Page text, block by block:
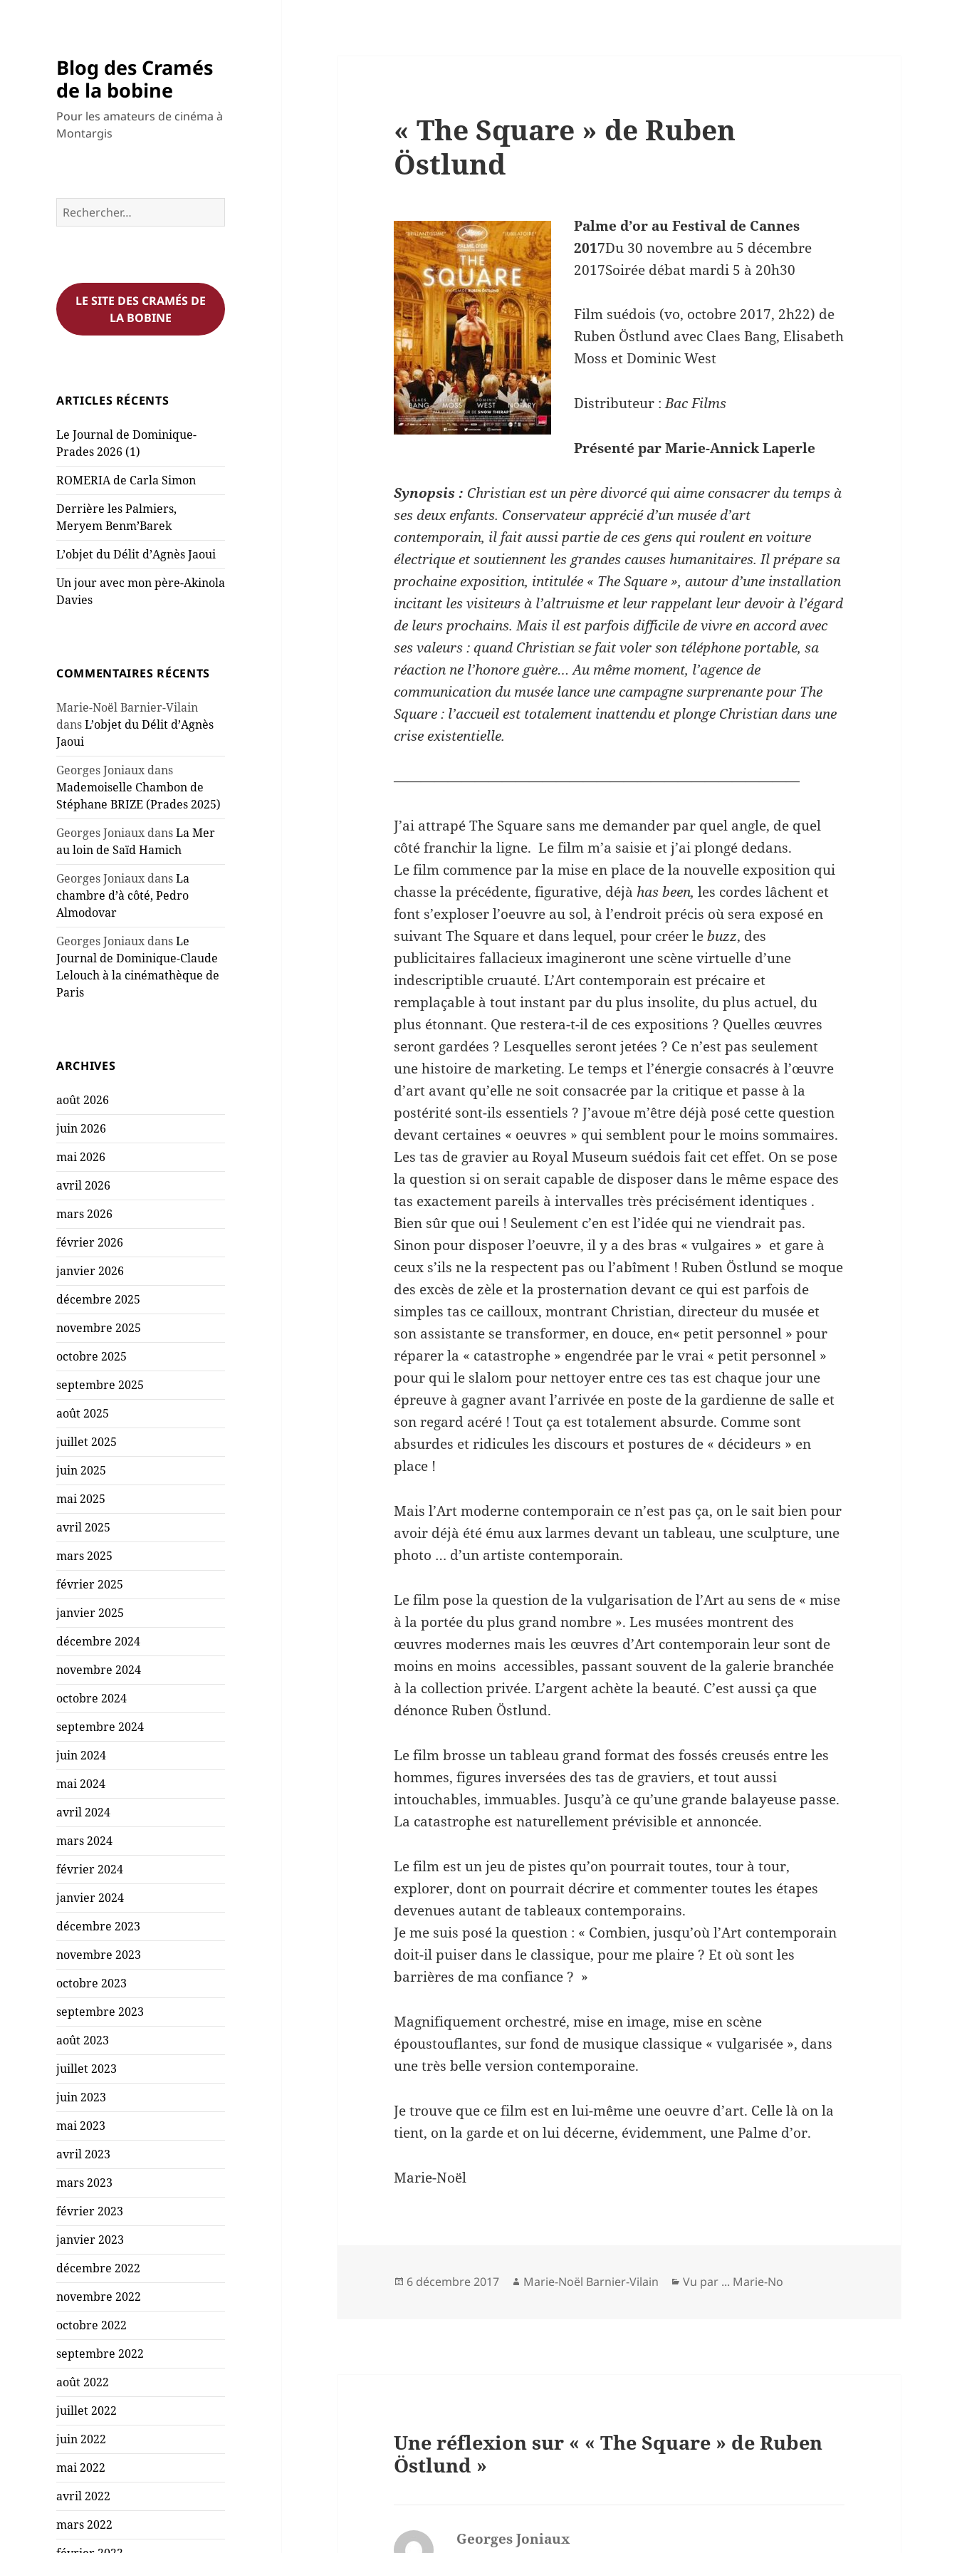
Blog des Cramés
de la bobine
Pour les amateurs de cinéma à
Montargis
Rechercher :
LE SITE DES CRAMÉS DE
LA BOBINE
ARTICLES RÉCENTS
Le Journal de Dominique-
Prades 2026 (1)
ROMERIA de Carla Simon
Derrière les Palmiers,
Meryem Benm’Barek
L’objet du Délit d’Agnès Jaoui
Un jour avec mon père-Akinola
Davies
COMMENTAIRES RÉCENTS
Marie-Noël Barnier-Vilain
dansL’objet du Délit d’Agnès
Jaoui
Georges Joniaux dans
Mademoiselle Chambon de
Stéphane BRIZE (Prades 2025)
Georges Joniaux dansLa Mer
au loin de Saïd Hamich
Georges Joniaux dansLa
chambre d’à côté, Pedro
Almodovar
Georges Joniaux dansLe
Journal de Dominique-Claude
Lelouch à la cinémathèque de
Paris
ARCHIVES
août 2026
juin 2026
mai 2026
avril 2026
mars 2026
février 2026
janvier 2026
décembre 2025
novembre 2025
octobre 2025
septembre 2025
août 2025
juillet 2025
juin 2025
mai 2025
avril 2025
mars 2025
février 2025
janvier 2025
décembre 2024
novembre 2024
octobre 2024
septembre 2024
juin 2024
mai 2024
avril 2024
mars 2024
février 2024
janvier 2024
décembre 2023
novembre 2023
octobre 2023
septembre 2023
août 2023
juillet 2023
juin 2023
mai 2023
avril 2023
mars 2023
février 2023
janvier 2023
décembre 2022
novembre 2022
octobre 2022
septembre 2022
août 2022
juillet 2022
juin 2022
mai 2022
avril 2022
mars 2022
« The Square » de Ruben
Östlund
Palme d’or au Festival de Cannes
2017Du 30 novembre au 5 décembre
2017Soirée débat mardi 5 à 20h30
Film suédois (vo, octobre 2017, 2h22) de
Ruben Östlund avec Claes Bang, Elisabeth
Moss et Dominic West
Distributeur :Bac Films
Présenté par Marie-Annick Laperle
Synopsis : Christian est un père divorcé qui aime consacrer du temps à
ses deux enfants. Conservateur apprécié d’un musée d’art
contemporain, il fait aussi partie de ces gens qui roulent en voiture
électrique et soutiennent les grandes causes humanitaires. Il prépare sa
prochaine exposition, intitulée « The Square », autour d’une installation
incitant les visiteurs à l’altruisme et leur rappelant leur devoir à l’égard
de leurs prochains. Mais il est parfois difficile de vivre en accord avec
ses valeurs : quand Christian se fait voler son téléphone portable, sa
réaction ne l’honore guère… Au même moment, l’agence de
communication du musée lance une campagne surprenante pour The
Square : l’accueil est totalement inattendu et plonge Christian dans une
crise existentielle.
——————————————————————————————
J’ai attrapé The Square sans me demander par quel angle, de quel
côté franchir la ligne. Le film m’a saisie et j’ai plongé dedans.
Le film commence par la mise en place de la nouvelle exposition qui
chasse la précédente, figurative, déjà has been,les cordes lâchent et
font s’exploser l’oeuvre au sol, à l’endroit précis où sera exposé en
suivant The Square et dans lequel, pour créer lebuzz, des
publicitaires fallacieux imagineront une scène virtuelle d’une
indescriptible cruauté. L’Art contemporain est précaire et
remplaçable à tout instant par du plus insolite, du plus actuel, du
plus étonnant. Que restera-t-il de ces expositions ? Quelles œuvres
seront gardées ? Lesquelles seront jetées ? Ce n’est pas seulement
une histoire de marketing. Le temps et l’énergie consacrés à l’œuvre
d’art avant qu’elle ne soit consacrée par la critique et passe à la
postérité sont-ils essentiels ? J’avoue m’être déjà posé cette question
devant certaines « oeuvres » qui semblent pour le moins sommaires.
Les tas de gravier au Royal Museum suédois fait cet effet. On se pose
la question si on serait capable de disposer dans le même espace des
tas exactement pareils à intervalles très précisément identiques .
Bien sûr que oui ! Seulement c’en est l’idée qui ne viendrait pas.
Sinon pour disposer l’oeuvre, il y a des bras « vulgaires » et gare à
ceux s’ils ne la respectent pas ou l’abîment ! Ruben Östlund se moque
des excès de zèle et la prosternation devant ce qui est parfois de
simples tas ce cailloux, montrant Christian, directeur du musée et
son assistante se transformer, en douce, en« petit personnel » pour
réparer la « catastrophe » engendrée par le vrai « petit personnel »
pour qui le slalom pour nettoyer entre ces tas est chaque jour une
épreuve à gagner avant l’arrivée en poste de la gardienne de salle et
son regard acéré ! Tout ça est totalement absurde. Comme sont
absurdes et ridicules les discours et postures de « décideurs » en
place !
Mais l’Art moderne contemporain ce n’est pas ça, on le sait bien pour
avoir déjà été ému aux larmes devant un tableau, une sculpture, une
photo … d’un artiste contemporain.
Le film pose la question de la vulgarisation de l’Art au sens de « mise
à la portée du plus grand nombre ». Les musées montrent des
œuvres modernes mais les œuvres d’Art contemporain leur sont de
moins en moins accessibles, passant souvent de la galerie branchée
à la collection privée. L’argent achète la beauté. C’est aussi ça que
dénonce Ruben Östlund.
Le film brosse un tableau grand format des fossés creusés entre les
hommes, figures inversées des tas de graviers, et tout aussi
intouchables, immuables. Jusqu’à ce qu’une grande balayeuse passe.
La catastrophe est naturellement prévisible et annoncée.
Le film est un jeu de pistes qu’on pourrait toutes, tour à tour,
explorer, dont on pourrait décrire et commenter toutes les étapes
devenues autant de tableaux contemporains.
Je me suis posé la question : « Combien, jusqu’où l’Art contemporain
doit-il puiser dans le classique, pour me plaire ? Et où sont les
barrières de ma confiance ? »
Magnifiquement orchestré, mise en image, mise en scène
époustouflantes, sur fond de musique classique « vulgarisée », dans
une très belle version contemporaine.
Je trouve que ce film est en lui-même une oeuvre d’art. Celle là on la
tient, on la garde et on lui décerne, évidemment, une Palme d’or.
Marie-Noël
Publié
6 décembre 2017 Auteur
Marie-Noël Barnier-Vilain Catégories
Vu par ... Marie-No
Une réflexion sur « « The Square » de Ruben
Östlund »
Georges Joniaux